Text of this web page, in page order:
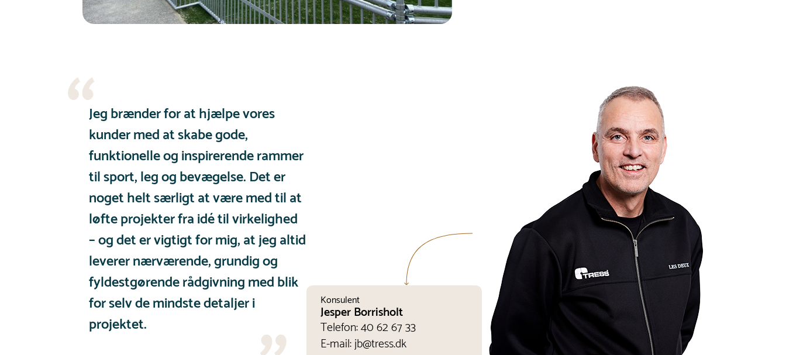
Jeg brænder for at hjælpe vores
kunder med at skabe gode,
funktionelle og inspirerende rammer
til sport, leg og bevægelse. Det er
noget helt særligt at være med til at
løfte projekter fra idé til virkelighed
– og det er vigtigt for mig, at jeg altid
leverer nærværende, grundig og
fyldestgørende rådgivning med blik
for selv de mindste detaljer i
projektet.
Konsulent
Jesper Borrisholt
Telefon:40 62 67 33
E-mail:jb@tress.dk